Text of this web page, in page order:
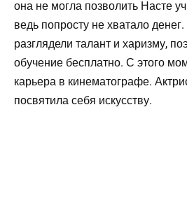
она не могла позволить Насте
ведь попросту не хватало
разглядели талант и харизму,
обучение бесплатно. С этого
карьера в кинематографе.
посвятила себя искусству.